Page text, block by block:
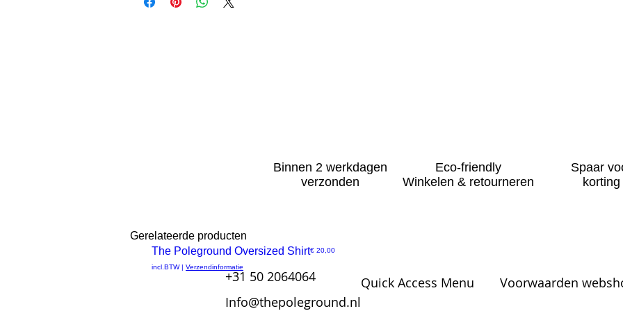
Binnen 2 werkdagen
verzonden
Eco-friendly
Winkelen & retourneren
Spaar
korting
Gerelateerde producten
OP=OP
The Poleground Oversized ShirtPrijs
€ 20,00
incl.BTW| Verzendinformatie
+31 50 2064064
Info@thepoleground.nl
Quick Access Menu Voorwaarden